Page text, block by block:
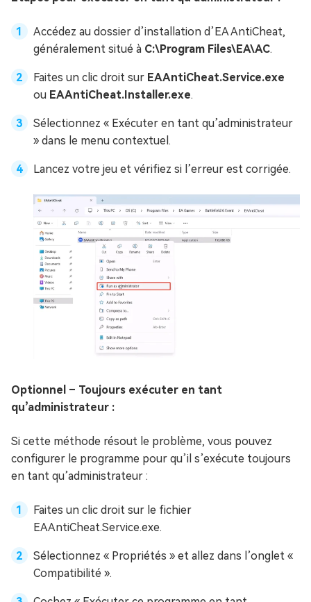
Accédez au dossier d’installation d’EA AntiCheat,
généralement situé à C:\Program Files\EA\AC.
Faites un clic droit sur EAAntiCheat.Service.exe
ou EAAntiCheat.Installer.exe.
Sélectionnez « Exécuter en tant qu’administrateur
» dans le menu contextuel.
Lancez votre jeu et vérifiez si l’erreur est corrigée.
Optionnel – Toujours exécuter en tant
qu’administrateur :
Si cette méthode résout le problème, vous pouvez
configurer le programme pour qu’il s’exécute toujours
en tant qu’administrateur :
Faites un clic droit sur le fichier
EAAntiCheat.Service.exe.
Sélectionnez « Propriétés » et allez dans l’onglet «
Compatibilité ».